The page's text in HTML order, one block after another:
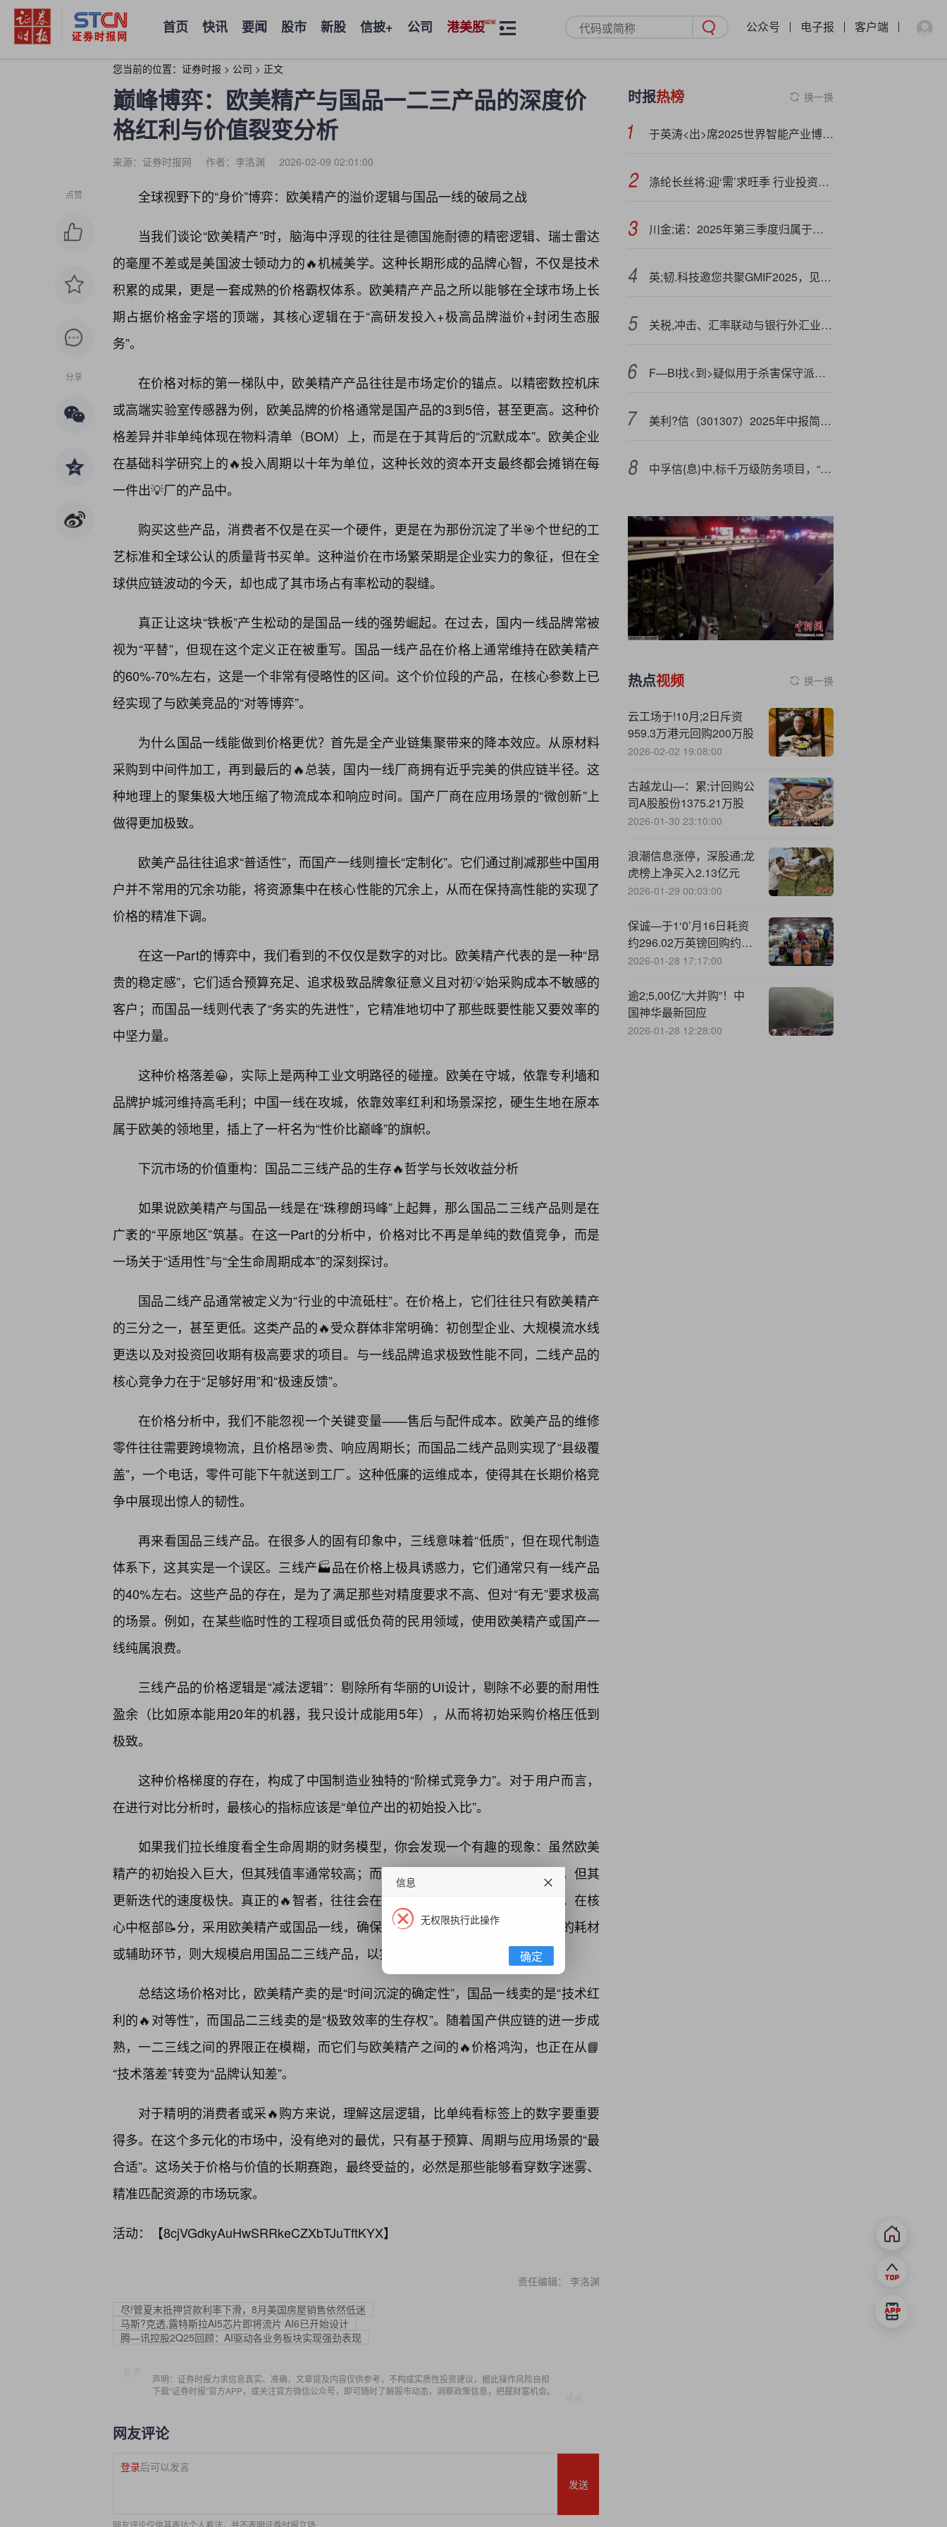
首页 快讯 要闻 股市 新股 信披+ 公司 港美股 公众号 电子报 客户端
您当前的位置： 证券时报 > 公司 > 正文
巅峰博弈：欧美精产与国品一二三产品的深度价
格红利与价值裂变分析
来源：证券时报网 作者：李洛渊 2026-02-09 02:01:00
点赞
分享
全球视野下的“身价”博弈：欧美精产的溢价逻辑与国品一线的破局之战
当我们谈论“欧美精产”时，脑海中浮现的往往是德国施耐德的精密逻辑、瑞士雷达
的毫厘不差或是美国波士顿动力的🔥机械美学。这种长期形成的品牌心智，不仅是技术
积累的成果，更是一套成熟的价格霸权体系。欧美精产产品之所以能够在全球市场上长
期占据价格金字塔的顶端，其核心逻辑在于“高研发投入+极高品牌溢价+封闭生态服
务”。
在价格对标的第一梯队中，欧美精产产品往往是市场定价的锚点。以精密数控机床
或高端实验室传感器为例，欧美品牌的价格通常是国产品的3到5倍，甚至更高。这种价
格差异并非单纯体现在物料清单（BOM）上，而是在于其背后的“沉默成本”。欧美企业
在基础科学研究上的🔥投入周期以十年为单位，这种长效的资本开支最终都会摊销在每
一件出💡厂的产品中。
购买这些产品，消费者不仅是在买一个硬件，更是在为那份沉淀了半🎯个世纪的工
艺标准和全球公认的质量背书买单。这种溢价在市场繁荣期是企业实力的象征，但在全
球供应链波动的今天，却也成了其市场占有率松动的裂缝。
真正让这块“铁板”产生松动的是国品一线的强势崛起。在过去，国内一线品牌常被
视为“平替”，但现在这个定义正在被重写。国品一线产品在价格上通常维持在欧美精产
的60%-70%左右，这是一个非常有侵略性的区间。这个价位段的产品，在核心参数上已
经实现了与欧美竞品的“对等博弈”。
为什么国品一线能做到价格更优？首先是全产业链集聚带来的降本效应。从原材料
采购到中间件加工，再到最后的🔥总装，国内一线厂商拥有近乎完美的供应链半径。这
种地理上的聚集极大地压缩了物流成本和响应时间。国产厂商在应用场景的“微创新”上
做得更加极致。
欧美产品往往追求“普适性”，而国产一线则擅长“定制化”。它们通过削减那些中国用
户并不常用的冗余功能，将资源集中在核心性能的冗余上，从而在保持高性能的实现了
价格的精准下调。
在这一Part的博弈中，我们看到的不仅仅是数字的对比。欧美精产代表的是一种“昂
贵的稳定感”，它们适合预算充足、追求极致品牌象征意义且对初💡始采购成本不敏感的
客户；而国品一线则代表了“务实的先进性”，它精准地切中了那些既要性能又要效率的
中坚力量。
这种价格落差😀，实际上是两种工业文明路径的碰撞。欧美在守城，依靠专利墙和
品牌护城河维持高毛利；中国一线在攻城，依靠效率红利和场景深挖，硬生生地在原本
属于欧美的领地里，插上了一杆名为“性价比巅峰”的旗帜。
下沉市场的价值重构：国品二三线产品的生存🔥哲学与长效收益分析
如果说欧美精产与国品一线是在“珠穆朗玛峰”上起舞，那么国品二三线产品则是在
广袤的“平原地区”筑基。在这一Part的分析中，价格对比不再是单纯的数值竞争，而是
一场关于“适用性”与“全生命周期成本”的深刻探讨。
国品二线产品通常被定义为“行业的中流砥柱”。在价格上，它们往往只有欧美精产
的三分之一，甚至更低。这类产品的🔥受众群体非常明确：初创型企业、大规模流水线
更迭以及对投资回收期有极高要求的项目。与一线品牌追求极致性能不同，二线产品的
核心竞争力在于“足够好用”和“极速反馈”。
在价格分析中，我们不能忽视一个关键变量——售后与配件成本。欧美产品的维修
零件往往需要跨境物流，且价格昂🎯贵、响应周期长；而国品二线产品则实现了“县级覆
盖”，一个电话，零件可能下午就送到工厂。这种低廉的运维成本，使得其在长期价格竞
争中展现出惊人的韧性。
再来看国品三线产品。在很多人的固有印象中，三线意味着“低质”，但在现代制造
体系下，这其实是一个误区。三线产🏭品在价格上极具诱惑力，它们通常只有一线产品
的40%左右。这些产品的存在，是为了满足那些对精度要求不高、但对“有无”要求极高
的场景。例如，在某些临时性的工程项目或低负荷的民用领域，使用欧美精产或国产一
线纯属浪费。
三线产品的价格逻辑是“减法逻辑”：剔除所有华丽的UI设计，剔除不必要的耐用性
盈余（比如原本能用20年的机器，我只设计成能用5年），从而将初始采购价格压低到
极致。
这种价格梯度的存在，构成了中国制造业独特的“阶梯式竞争力”。对于用户而言，
在进行对比分析时，最核心的指标应该是“单位产出的初始投入比”。
如果我们拉长维度看全生命周期的财务模型，你会发现一个有趣的现象：虽然欧美
精产的初始投入巨大，但其残值率通常较高；而国品三线产品虽然初始投入极低，但其
更新迭代的速度极快。真正的🔥智者，往往会在不🎯同环节配置不同档位的产品。在核
心中枢部📝分，采用欧美精产或国品一线，确保系统的绝对稳定性；而在非核心的耗材
或辅助环节，则大规模启用国品二三线产品，以实现成本的最优摊销。
总结这场价格对比，欧美精产卖的是“时间沉淀的确定性”，国品一线卖的是“技术红
利的🔥对等性”，而国品二三线卖的是“极致效率的生存权”。随着国产供应链的进一步成
熟，一二三线之间的界限正在模糊，而它们与欧美精产之间的🔥价格鸿沟，也正在从📘
“技术落差”转变为“品牌认知差”。
对于精明的消费者或采🔥购方来说，理解这层逻辑，比单纯看标签上的数字要重要
得多。在这个多元化的市场中，没有绝对的最优，只有基于预算、周期与应用场景的“最
合适”。这场关于价格与价值的长期赛跑，最终受益的，必然是那些能够看穿数字迷雾、
精准匹配资源的市场玩家。
活动：【8cjVGdkyAuHwSRRkeCZXbTJuTftKYX】
责任编辑： 李洛渊
尽!管夏末抵押贷款利率下滑，8月美国房屋销售依然低迷
马斯?克透,露特斯拉AI5芯片即将流片 AI6已开始设计
腾—讯控股2Q25回顾：AI驱动各业务板块实现强劲表现
声明：证券时报力求信息真实、准确，文章提及内容仅供参考，不构成实质性投资建议，据此操作风险自担
下载“证券时报”官方APP，或关注官方微信公众号，即可随时了解股市动态，洞察政策信息，把握财富机会。
网友评论
登录后可以发言
发送
网友评论仅供其表达个人看法，并不表明证券时报立场
时报热榜 换一换
于英涛<出>席2025世界智能产业博览会并发表主题演讲
涤纶长丝将:迎‘需’求旺季 行业投资机遇凸显
川金;诺：2025年第三季度归属于上市公司股东的净利润同比增长189.43%
英;韧.科技邀您共聚GMIF2025，见证企业级SSD全栈创新突破
关税,冲击、汇率联动与银行外汇业务发展
F—BI找<到>疑似用于杀害保守派活动人士查理·柯克的步枪
美利?信（301307）2025年中报简析：增收不增利
中孚信{息}中,标千万级防务项目，“管密”产品助力防务业务实现新突破
热点视频 换一换
云工场于!10月;2日斥资
959.3万港元回购200万股
2026-02-02 19:08:00
古越龙山—：累;计回购公
司A股股份1375.21万股
2026-01-30 23:10:00
浪潮信息涨停，深股通;龙
虎榜上净买入2.13亿元
2026-01-29 00:03:00
保诚—于1‘0’月16日耗资
约296.02万英镑回购约
29.24万股
2026-01-28 17:17:00
逾2;5,00亿“大并购”！中
国神华最新回应
2026-01-28 12:28:00
信息
无权限执行此操作
确定